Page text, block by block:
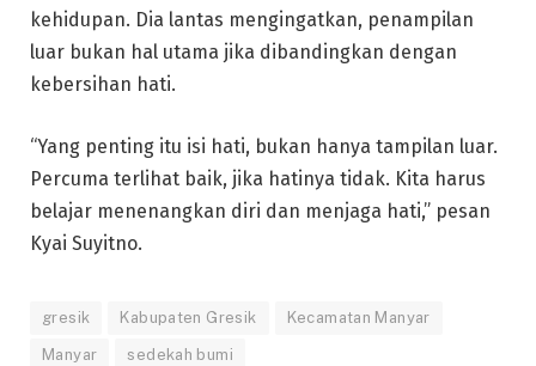
kehidupan. Dia lantas mengingatkan, penampilan
luar bukan hal utama jika dibandingkan dengan
kebersihan hati.
“Yang penting itu isi hati, bukan hanya tampilan luar.
Percuma terlihat baik, jika hatinya tidak. Kita harus
belajar menenangkan diri dan menjaga hati,” pesan
Kyai Suyitno.
gresik Kabupaten Gresik Kecamatan Manyar
Manyar sedekah bumi